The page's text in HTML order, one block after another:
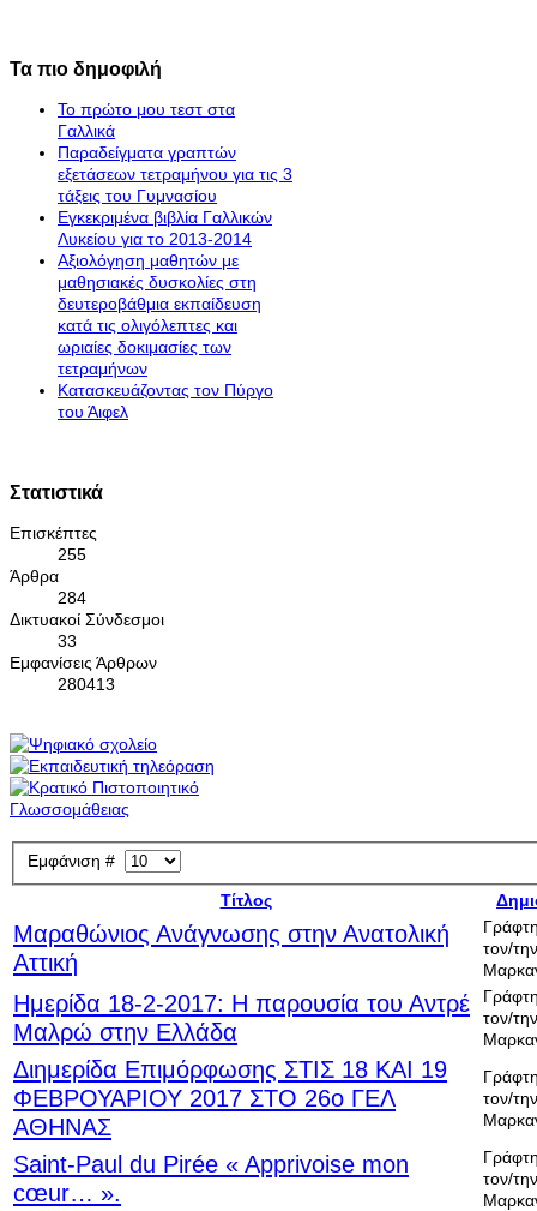
Τα πιο δημοφιλή
Το πρώτο μου τεστ στα
Γαλλικά
Παραδείγματα γραπτών
εξετάσεων τετραμήνου για τις 3
τάξεις του Γυμνασίου
Εγκεκριμένα βιβλία Γαλλικών
Λυκείου για το 2013-2014
Αξιολόγηση μαθητών με
μαθησιακές δυσκολίες στη
δευτεροβάθμια εκπαίδευση
κατά τις ολιγόλεπτες και
ωριαίες δοκιμασίες των
τετραμήνων
Κατασκευάζοντας τον Πύργο
του Άιφελ
Στατιστικά
Επισκέπτες
255
Άρθρα
284
Δικτυακοί Σύνδεσμοι
33
Εμφανίσεις Άρθρων
280413
Εμφάνιση #
Τίτλος
Μαραθώνιος Ανάγνωσης στην Ανατολική
Αττική
τον/
Ημερίδα 18-2-2017: Η παρουσία του Αντρέ
Μαλρώ στην Ελλάδα
τον/
Διημερίδα Επιμόρφωσης ΣΤΙΣ 18 ΚΑΙ 19
ΦΕΒΡΟΥΑΡΙΟΥ 2017 ΣΤΟ 26ο ΓΕΛ
ΑΘΗΝΑΣ
τον/
Saint-Paul du Pirée « Apprivoise mon
cœur… ».
τον/